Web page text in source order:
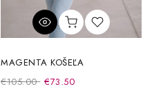
MAGENTA KOŠEĽA
€105.00 €73.50